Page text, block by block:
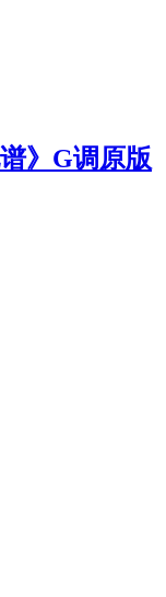
》G调原版